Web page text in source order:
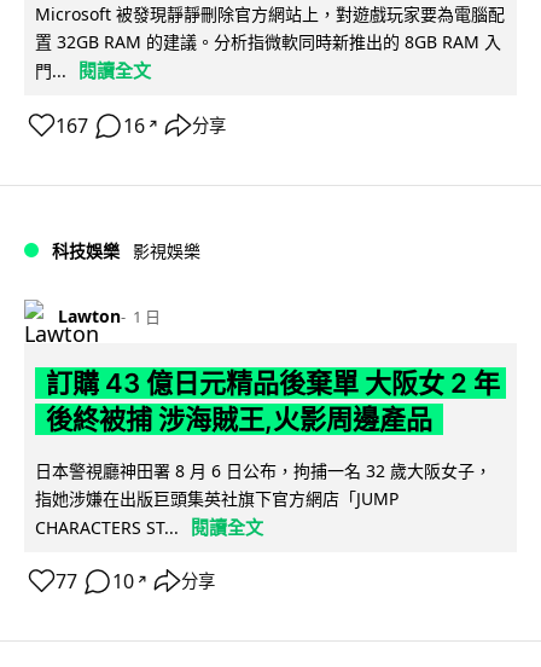
Microsoft 被發現靜靜刪除官方網站上，對遊戲玩家要為電腦配
置 32GB RAM 的建議。分析指微軟同時新推出的 8GB RAM 入
門...
閱讀全文
167 16 ↗ 分享
科技娛樂 影視娛樂
Lawton 1 日
訂購 43 億日元精品後棄單 大阪女 2 年
後終被捕 涉海賊王,火影周邊產品
日本警視廳神田署 8 月 6 日公布，拘捕一名 32 歲大阪女子，
指她涉嫌在出版巨頭集英社旗下官方網店「JUMP
CHARACTERS ST...
閱讀全文
77 10 ↗ 分享